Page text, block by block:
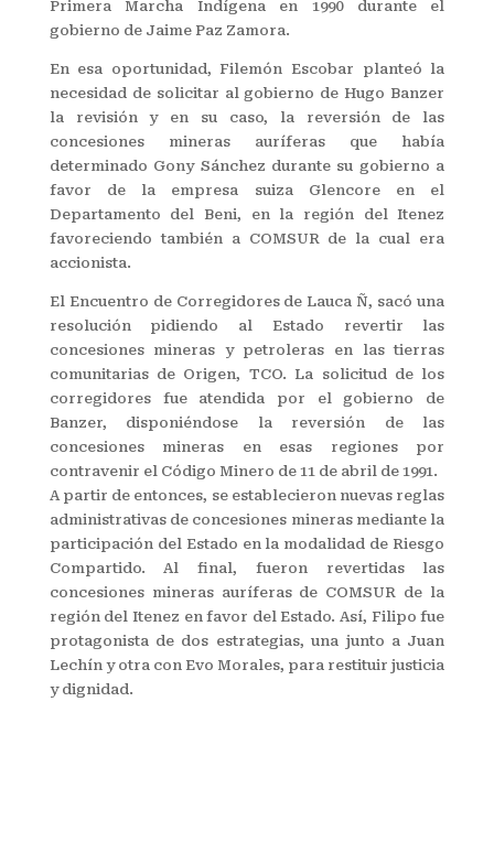
Primera Marcha Indígena en 1990 durante el
gobierno de Jaime Paz Zamora.
En esa oportunidad, Filemón Escobar planteó la
necesidad de solicitar al gobierno de Hugo Banzer
la revisión y en su caso, la reversión de las
concesiones mineras auríferas que había
determinado Gony Sánchez durante su gobierno a
favor de la empresa suiza Glencore en el
Departamento del Beni, en la región del Itenez
favoreciendo también a COMSUR de la cual era
accionista.
El Encuentro de Corregidores de Lauca Ñ, sacó una
resolución pidiendo al Estado revertir las
concesiones mineras y petroleras en las tierras
comunitarias de Origen, TCO. La solicitud de los
corregidores fue atendida por el gobierno de
Banzer, disponiéndose la reversión de las
concesiones mineras en esas regiones por
contravenir el Código Minero de 11 de abril de 1991.
A partir de entonces, se establecieron nuevas reglas
administrativas de concesiones mineras mediante la
participación del Estado en la modalidad de Riesgo
Compartido. Al final, fueron revertidas las
concesiones mineras auríferas de COMSUR de la
región del Itenez en favor del Estado. Así, Filipo fue
protagonista de dos estrategias, una junto a Juan
Lechín y otra con Evo Morales, para restituir justicia
y dignidad.